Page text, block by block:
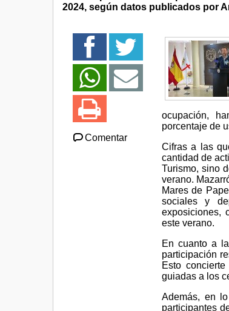
2024, según datos publicados por
Comentar
ocupación,
porcentaje de
Cifras a las
cantidad de
Turismo, sino
verano.
Mares de
sociales y
exposiciones,
este verano.
En cuanto a
participación
Esto
guiadas a los
Además, en
participantes